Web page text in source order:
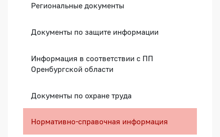
Региональные документы
Документы по защите информации
Информация в соответствии с ПП
Оренбургской области
Документы по охране труда
Нормативно-справочная информация